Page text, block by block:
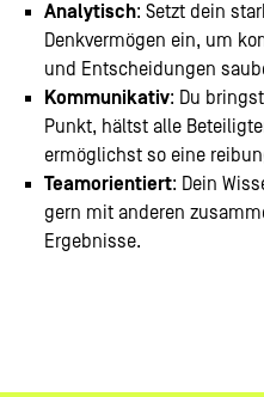
Analytisch: Setzt dein
Denkvermögen ein, um
und Entscheidungen
Kommunikativ: Du
Punkt, hältst alle
ermöglichst so eine
Teamorientiert: Dein
gern mit anderen
Ergebnisse.